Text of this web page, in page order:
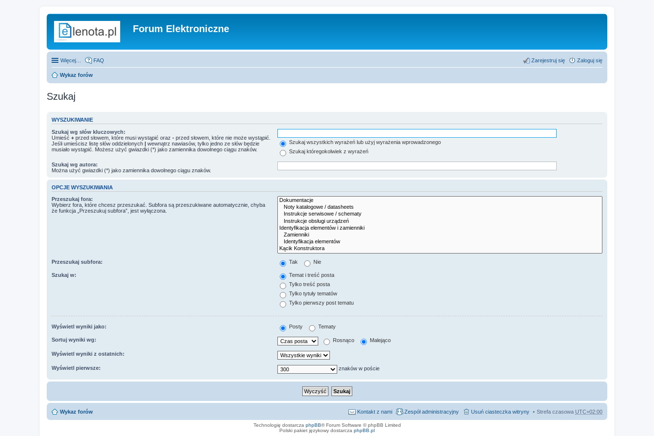
Forum Elektroniczne
Więcej… FAQ Zaloguj się
Zarejestruj się
Wykaz forów
Szukaj
WYSZUKIWANIE
Szukaj wg słów kluczowych:
Umieść + przed słowem, które musi wystąpić oraz - przed słowem, które nie może wystąpić.
Jeśli umieścisz listę słów oddzielonych | wewnątrz nawiasów, tylko jedno ze słów będzie
musiało wystąpić. Możesz użyć gwiazdki (*) jako zamiennika dowolnego ciągu znaków.
Szukaj wszystkich wyrażeń lub użyj wyrażenia wprowadzonego
Szukaj któregokolwiek z wyrażeń
Szukaj wg autora:
Można użyć gwiazdki (*) jako zamiennika dowolnego ciągu znaków.
OPCJE WYSZUKIWANIA
Przeszukaj fora:
Wybierz fora, które chcesz przeszukać. Subfora są przeszukiwane automatycznie, chyba
że funkcja „Przeszukuj subfora”, jest wyłączona.
Przeszukaj subfora: Tak Nie
Szukaj w:
Temat i treść posta
Tylko treść posta
Tylko tytuły tematów
Tylko pierwszy post tematu
Wyświetl wyniki jako: Posty Tematy
Sortuj wyniki wg: Rosnąco Malejąco
Wyświetl wyniki z ostatnich:
Wyświetl pierwsze: znaków w poście
Wykaz forów Strefa czasowa UTC+02:00
Usuń ciasteczka witryny
Zespół administracyjny
Kontakt z nami
Technologię dostarcza phpBB® Forum Software © phpBB Limited
Polski pakiet językowy dostarcza phpBB.pl